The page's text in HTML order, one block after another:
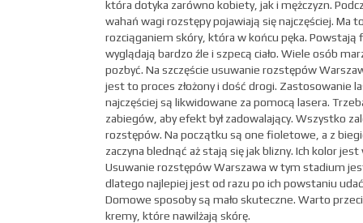
która dotyka zarówno kobiety, jak i mężczyzn.
wahań wagi rozstępy pojawiają się najczęściej. Ma
rozciąganiem skóry, która w końcu pęka.
wyglądają bardzo źle i szpecą ciało. Wiele osób
pozbyć. Na szczęście usuwanie rozstępów
jest to proces złożony i dość drogi. Zastosowanie
najczęściej są likwidowane za pomocą lasera.
zabiegów, aby efekt był zadowalający. Wszystko
rozstępów. Na początku są one fioletowe, a z
zaczyna blednąć aż stają się jak blizny. Ich kolor jest
Usuwanie rozstępów Warszawa w tym stadium
dlatego najlepiej jest od razu po ich powstaniu
Domowe sposoby są mało skuteczne. Warto
kremy, które nawilżają skórę.